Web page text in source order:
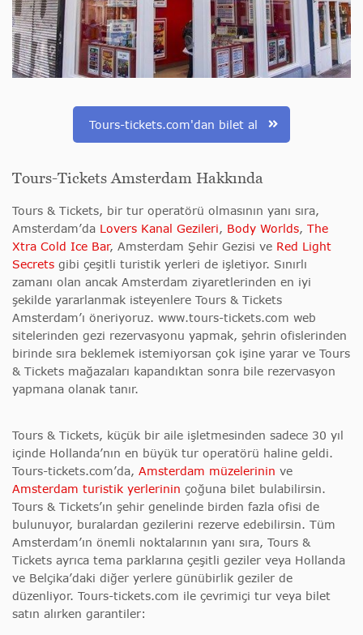
Tours-tickets.com'dan bilet al
Tours-Tickets Amsterdam Hakkında
Tours & Tickets, bir tur operatörü olmasının yanı sıra,
Amsterdam’da Lovers Kanal Gezileri, Body Worlds, The
Xtra Cold Ice Bar, Amsterdam Şehir Gezisi ve Red Light
Secrets gibi çeşitli turistik yerleri de işletiyor. Sınırlı
zamanı olan ancak Amsterdam ziyaretlerinden en iyi
şekilde yararlanmak isteyenlere Tours & Tickets
Amsterdam’ı öneriyoruz. www.tours-tickets.com web
sitelerinden gezi rezervasyonu yapmak, şehrin ofislerinden
birinde sıra beklemek istemiyorsan çok işine yarar ve Tours
& Tickets mağazaları kapandıktan sonra bile rezervasyon
yapmana olanak tanır.
Tours & Tickets, küçük bir aile işletmesinden sadece 30 yıl
içinde Hollanda’nın en büyük tur operatörü haline geldi.
Tours-tickets.com’da, Amsterdam müzelerinin ve
Amsterdam turistik yerlerinin çoğuna bilet bulabilirsin.
Tours & Tickets’ın şehir genelinde birden fazla ofisi de
bulunuyor, buralardan gezilerini rezerve edebilirsin. Tüm
Amsterdam’ın önemli noktalarının yanı sıra, Tours &
Tickets ayrıca tema parklarına çeşitli geziler veya Hollanda
ve Belçika’daki diğer yerlere günübirlik geziler de
düzenliyor. Tours-tickets.com ile çevrimiçi tur veya bilet
satın alırken garantiler: